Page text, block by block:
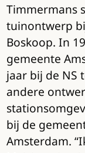
Timmermans
tuinontwerp
Boskoop. In
gemeente
jaar bij de NS
andere
bij de
Amsterdam.